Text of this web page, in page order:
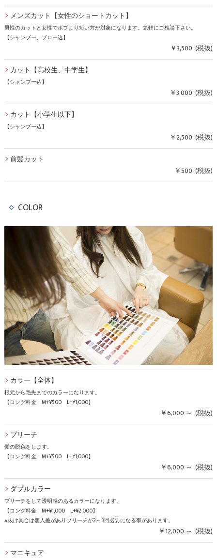
メンズカット【女性のショートカット】
男性のカットと女性でボブより短い方が対象になります。気軽にご相談下さい。
【シャンプー、ブロー込】
￥3,500 (税抜)
カット【高校生、中学生】
【シャンプー込】
￥3,000 (税抜)
カット【小学生以下】
【シャンプー込】
￥2,500 (税抜)
前髪カット
￥500 (税抜)
COLOR
カラー【全体】
根元から毛先までのカラーになります。
【ロング料金 M+¥500 L+¥1,000】
￥6,000 ～ (税抜)
ブリーチ
髪の脱色をします。
【ロング料金 M+¥500 L+¥1,000】
￥6,000 ～ (税抜)
ダブルカラー
ブリーチをして透明感のあるカラーになります。
【ロング料金 M+¥1,000 L+¥2,000】
※抜け具合は個人差がありブリーチが2～3回必要になる事があります。
￥12,000 ～ (税抜)
マニキュア